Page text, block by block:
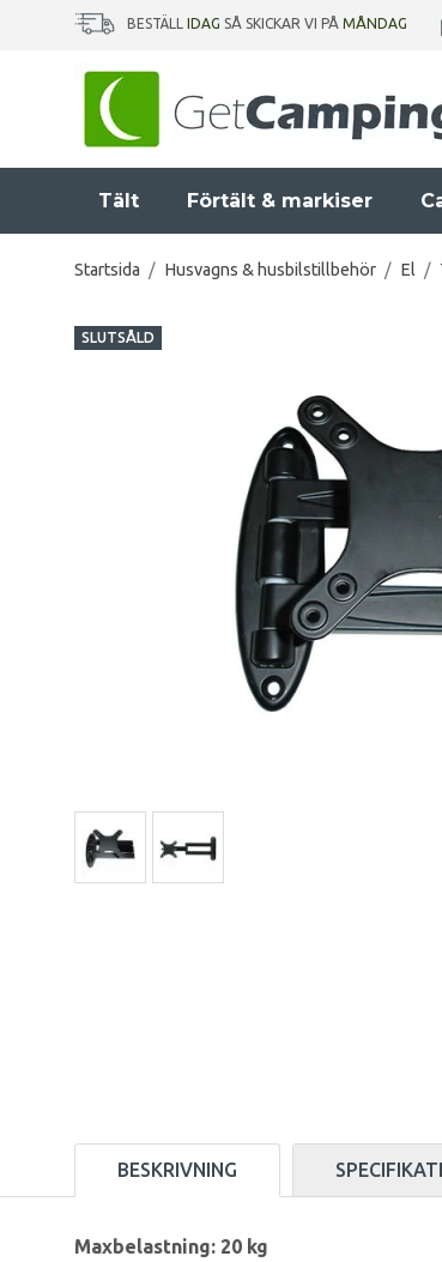
BESTÄLL IDAG SÅ SKICKAR VI PÅ MÅNDAG
Tält Förtält & markiser
Startsida / Husvagns & husbilstillbehör / El /
SLUTSÅLD
BESKRIVNING
Maxbelastning: 20 kg